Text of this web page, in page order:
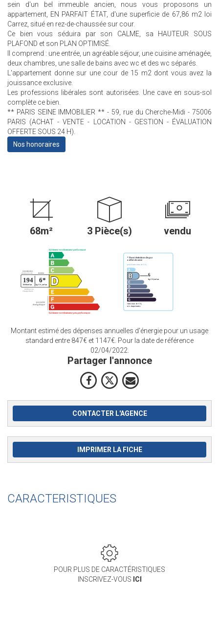
sein d'un bel immeuble ancien, nous vous proposons un
appartement, EN PARFAIT ÉTAT, d'une superficie de 67,86 m2 loi
Carrez, situé en rez-de-chaussée sur cour.
Ce bien vous séduira par son CALME, sa HAUTEUR SOUS
PLAFOND et son PLAN OPTIMISÉ.
Il comprend : une entrée, un agréable séjour, une cuisine aménagée,
deux chambres, une salle de bains avec wc et des wc séparés.
L'appartement donne sur une cour de 15 m2 dont vous avez la
jouissance exclusive.
Les professions libérales sont autorisées. Une cave en sous-sol
complète ce bien.
** PARIS SEINE IMMOBILIER ** - 59, rue du Cherche-Midi - 75006
PARIS (ACHAT - VENTE - LOCATION - GESTION - ÉVALUATION
OFFERTE SOUS 24 H).
Nos honoraires
68m² 3 Pièce(s) vendu
Montant estimé des dépenses annuelles d'énergie pour un usage
standard entre 847€ et 1147€. Pour la date de référence
02/04/2022.
Partager l'annonce
CONTACTER L'AGENCE
IMPRIMER LA FICHE
CARACTERISTIQUES
POUR PLUS DE CARACTÉRISTIQUES
INSCRIVEZ-VOUS ICI